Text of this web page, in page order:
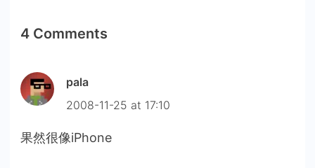
4 Comments
pala
2008-11-25 at 17:10
果然很像iPhone